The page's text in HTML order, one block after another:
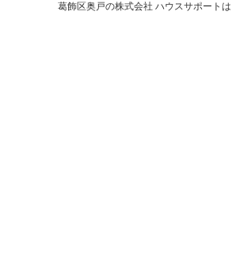
葛飾区奥戸の株式会社 ハウスサポート